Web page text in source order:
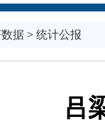
据> 统计公报
吕